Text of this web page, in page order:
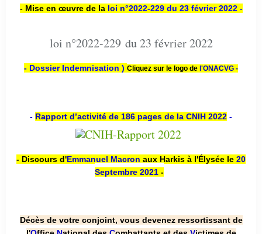
- Mise en œuvre de la loi n°2022-229 du 23 février 2022 -
loi n°2022-229 du 23 février 2022
- Dossier Indemnisation ) Cliquez sur le logo de l'ONACVG -
- Rapport d’activité de 186 pages de la CNIH 2022 -
- Discours d'Emmanuel Macron aux Harkis à l'Élysée le 20
Septembre 2021 -
Décès de votre conjoint, vous devenez ressortissant de